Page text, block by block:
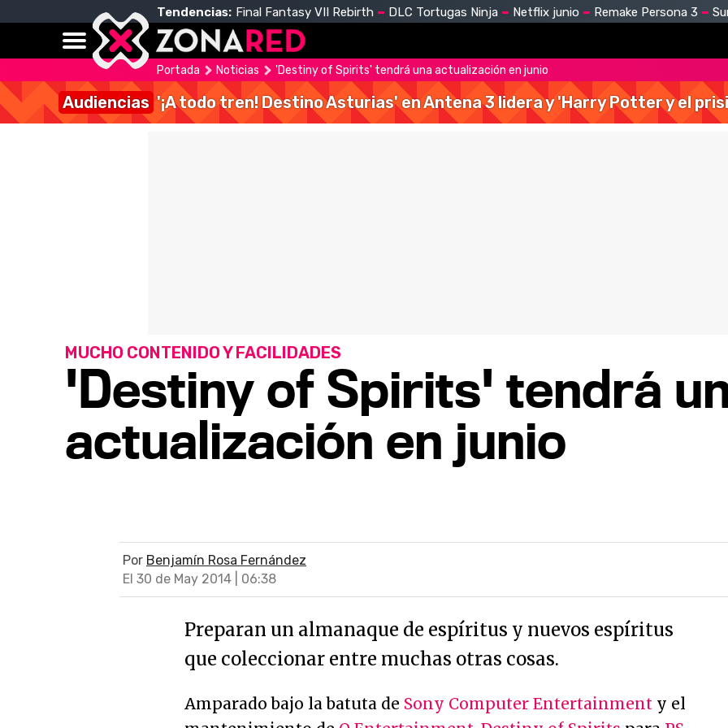
Tendencias: Final Fantasy VII Rebirth DLC Tortugas Ninja Netflix junio Remake Persona 3
Portada Noticias 'Destiny of Spirits' tendrá una actualización en junio
Audiencias '¡A todo tren! Destino Asturias' en Antena 3 lidera y 'Harry Potter y el
'Destiny of Spirits' tendrá
actualización en junio
MUCHO CONTENIDO Y FACILIDADES
Por Benjamín Rosa Fernández
El 30 de May 2014 | 06:38
Preparan un almanaque de espíritus y nuevos espíritus
que coleccionar entre muchas otras cosas.
Amparado bajo la batuta de Sony Computer Entertainment y el